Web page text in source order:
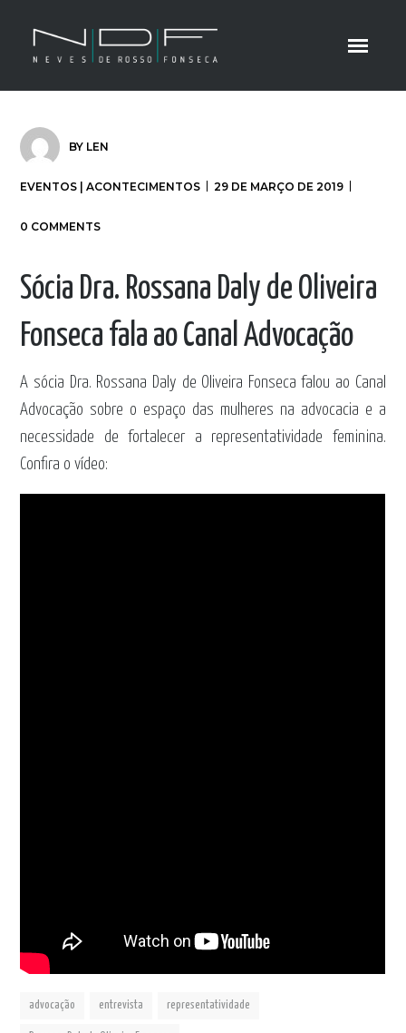
BY LEN
EVENTOS | ACONTECIMENTOS 29 DE MARÇO DE 2019
0 COMMENTS
Sócia Dra. Rossana Daly de Oliveira
Fonseca fala ao Canal Advocação
A sócia Dra. Rossana Daly de Oliveira Fonseca falou ao Canal
Advocação sobre o espaço das mulheres na advocacia e a
necessidade de fortalecer a representatividade feminina.
Confira o vídeo:
advocação entrevista representatividade